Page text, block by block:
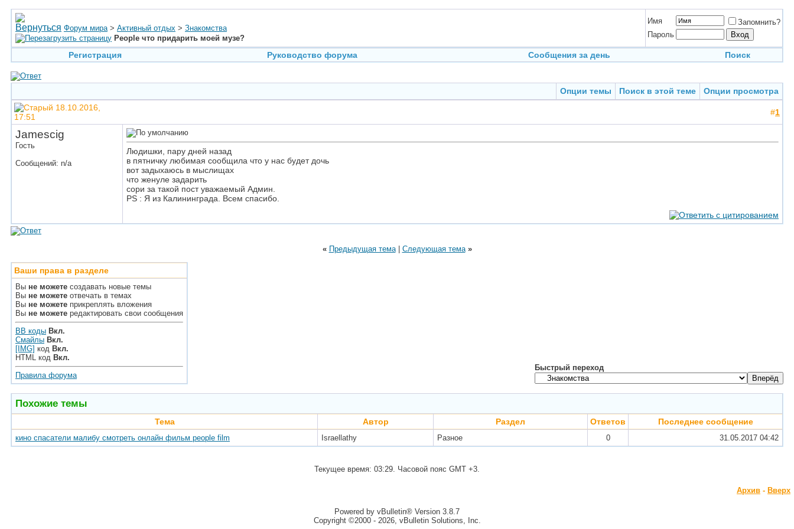
Форум мира > Активный отдых > Знакомства
People что придарить моей музе?
Имя
Запомнить?
Пароль
Регистрация Руководство форума Сообщения за день Поиск
Опции темы Поиск в этой теме
Опции просмотра
18.10.2016,
17:51
#1
Jamescig
Гость
Сообщений: n/a
Людишки, пару дней назад
в пятничку любимая сообщила что у нас будет дочь
вот задыхаюсь в мыслищах
что женуле задарить
сори за такой пост уважаемый Админ.
PS : Я из Калининграда. Всем спасибо.
« Предыдущая тема| Следующая тема »
Ваши права в разделе
Вы не можете создавать новые темы
Вы не можете отвечать в темах
Вы не можете прикреплять вложения
Вы не можете редактировать свои сообщения
BB коды Вкл.
Смайлы Вкл.
[IMG] код Вкл.
HTML код Вкл.
Правила форума
Быстрый переход
Похожие темы
Тема Автор Раздел Ответов Последнее сообщение
кино спасатели малибу смотреть онлайн фильм people film Israellathy Разное 0 31.05.2017 04:42
Текущее время: 03:29. Часовой пояс GMT +3.
Архив - Вверх
Powered by vBulletin® Version 3.8.7
Copyright ©2000 - 2026, vBulletin Solutions, Inc.